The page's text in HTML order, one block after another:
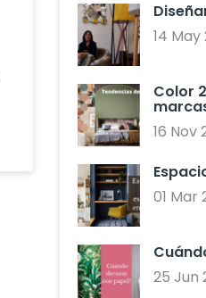
14 May
Color
16 Nov
01 Mar
25 Jun